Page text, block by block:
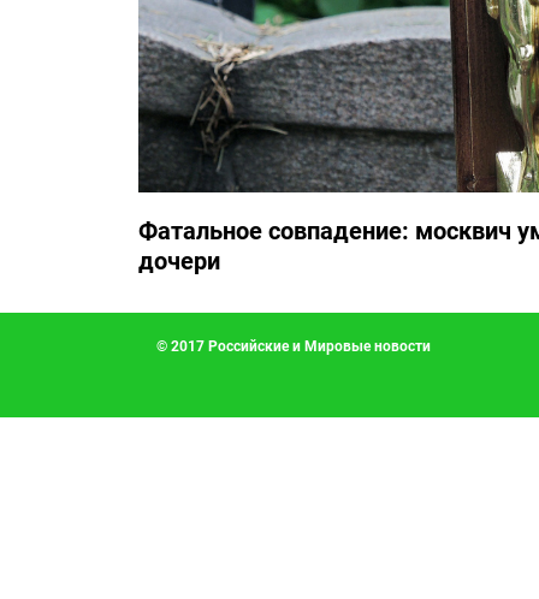
Фатальное совпадение: москвич
дочери
© 2017 Российские и Мировые новости